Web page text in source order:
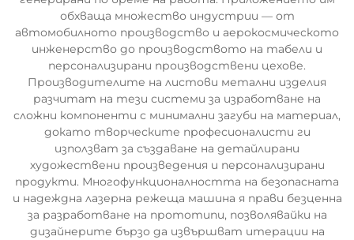
обхваща множество индустрии — от
автомобилното производство и аерокосмическото
инженерство до производството на табели и
персонализирани производствени цехове.
Производителите на листови метални изделия
разчитат на тези системи за изработване на
сложни компоненти с минимални загуби на материал,
докато творческите професионалисти ги
използват за създаване на детайлирани
художествени произведения и персонализирани
продукти. Многофункционалността на безопасната
и надеждна лазерна режеща машина я прави безценна
за разработване на прототипи, позволявайки на
дизайнерите бързо да извършват итерации на